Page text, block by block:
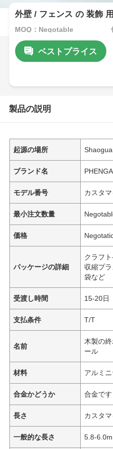
外壁 / フェンス の 装飾
MOQ：Negotable
ベストプライス
製品の説明
起源の場所
ブランド名 PHENGA
モデル番号 カスタ
最小注文数量
価格
パッケージの詳細
クラフ
収縮プ
袋など
受渡し時間 15-20日
支払条件 T/T
名前
木製の
ール
材料 アルミニ
合金かどうか 合金です
長さ カスタ
一般的な長さ 5.8-6.0m